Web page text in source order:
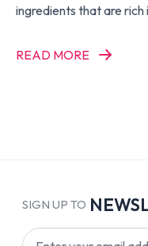
ingredients that are rich
overall health and well-
READ MORE
SIGN UP TO